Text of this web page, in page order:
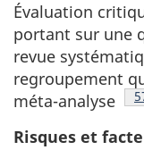
Évaluation
portant sur une
revue
regroupement
méta-analyse
Risques et